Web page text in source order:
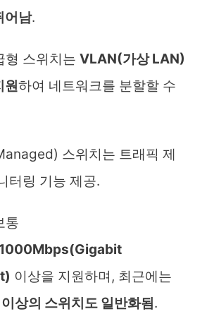
어남.
형 스위치는 VLAN(가상 LAN)
원하여 네트워크를 분할할 수
스위치는 트래픽 제
터링 기능 제공.
통
이상을 지원하며, 최근에는
상의 스위치도 일반화됨.